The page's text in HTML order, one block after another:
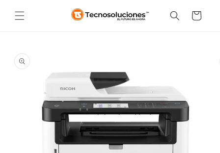
directamente
al contenido
Carrito
información
del producto